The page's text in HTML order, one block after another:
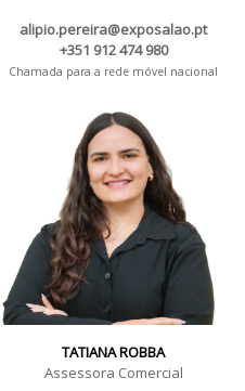
alipio.pereira@exposalao.pt
+351 912 474 980
Chamada para a rede móvel nacional
TATIANA ROBBA
Assessora Comercial